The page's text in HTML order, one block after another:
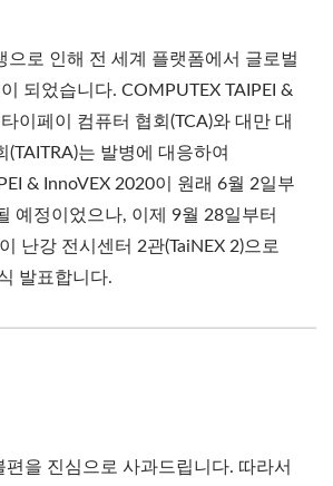
으로 인해 전 세계 플랫폼에서 글로벌
되었습니다. COMPUTEX TAIPEI &
이페이 컴퓨터 협회(TCA)와 대만 대
(TAITRA)는 발병에 대응하여
& InnoVEX 2020이 원래 6월 2일부
예정이었으나, 이제 9월 28일부터
난강 전시센터 2관(TaiNEX 2)으로
발표합니다.
편을 진심으로 사과드립니다. 따라서